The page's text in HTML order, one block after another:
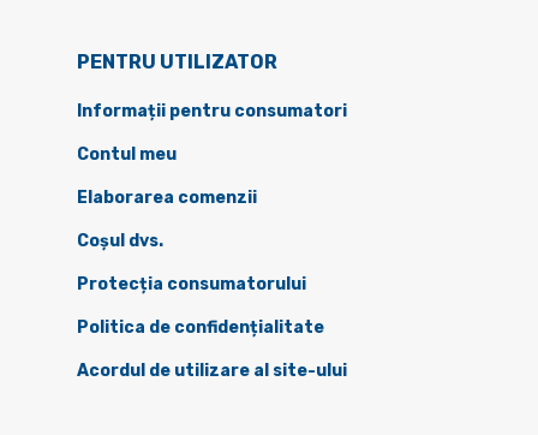
PENTRU UTILIZATOR
Informații pentru consumatori
Contul meu
Elaborarea comenzii
Coșul dvs.
Protecția consumatorului
Politica de confidențialitate
Acordul de utilizare al site-ului